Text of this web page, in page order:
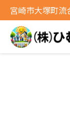
宮崎市大塚町